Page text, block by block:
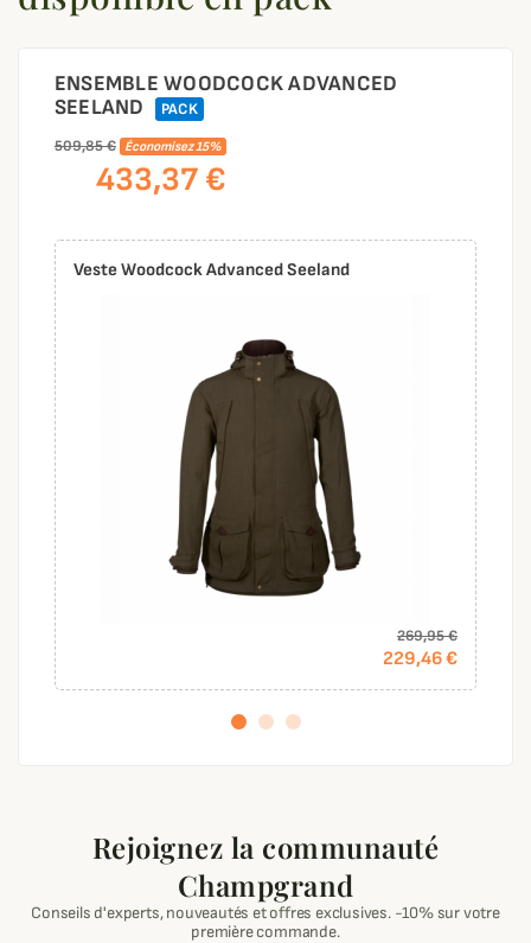
ENSEMBLE WOODCOCK ADVANCED
SEELAND
PACK
509,85 €
Économisez 15%
433,37 €
Veste Woodcock Advanced Seeland
269,95 €
229,46 €
Rejoignez la communauté
Champgrand
Conseils d'experts, nouveautés et offres exclusives. -10% sur votre
première commande.